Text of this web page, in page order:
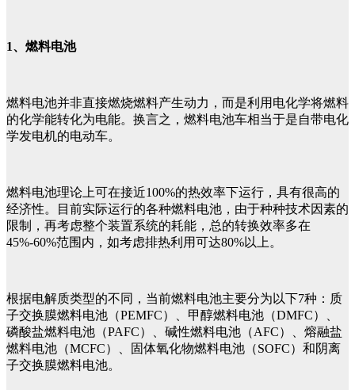
1、燃料电池
燃料电池并非直接燃烧燃料产生动力，而是利用电化学将燃料
的化学能转化为电能。换言之，燃料电池车相当于是自带电化
学发电机的电动车。
燃料电池理论上可在接近100%的热效率下运行，具有很高的
经济性。目前实际运行的各种燃料电池，由于种种技术因素的
限制，再考虑整个装置系统的耗能，总的转换效率多在
45%-60%范围内，如考虑排热利用可达80%以上。
根据电解质类型的不同，当前燃料电池主要分为以下7种：质
子交换膜燃料电池（PEMFC）、甲醇燃料电池（DMFC）、
磷酸盐燃料电池（PAFC）、碱性燃料电池（AFC）、熔融盐
燃料电池（MCFC）、固体氧化物燃料电池（SOFC）和阴离
子交换膜燃料电池。